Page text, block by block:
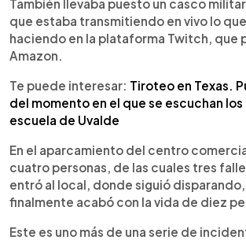
También llevaba puesto un casco
que estaba transmitiendo en vivo lo
haciendo en la plataforma Twitch, que
Amazon.
Te puede interesar: Tiroteo en Texas.
del momento en el que se escuchan los
escuela de Uvalde
En el aparcamiento del centro
cuatro personas, de las cuales tres
entró al local, donde siguió
finalmente acabó con la vida de diez
Este es uno más de una serie de